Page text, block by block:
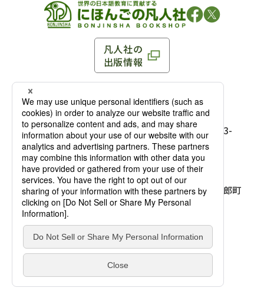
凡人社の本を見る
凡人社が出版した本を見る
凡人社の
出版情報
〒102-0093 東京都千代田区平河町 1-3-13 8F
TEL：03-3263-3959／FAX：03-3263-3116
麹町店
〒102-0093 東京都千代田区平河町1-3-
13 8F［アクセス］
TEL：03-3239-8673／FAX：03-3263-
3116
大阪店
〒541-0056 大阪府大阪市中央区久太郎町
4-2-10
大西ビルディング 1階［
TEL：06-4256-2684／FAX：03-6733-
7887
© Bonjinsha Co., LTD. All Rights Reserved.